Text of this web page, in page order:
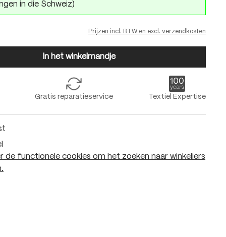
in die Schweiz)
Prijzen incl. BTW en excl. verzendkosten
In het winkelmandje
Gratis reparatieservice Textiel Expertise
de functionele cookies om het zoeken naar winkeliers